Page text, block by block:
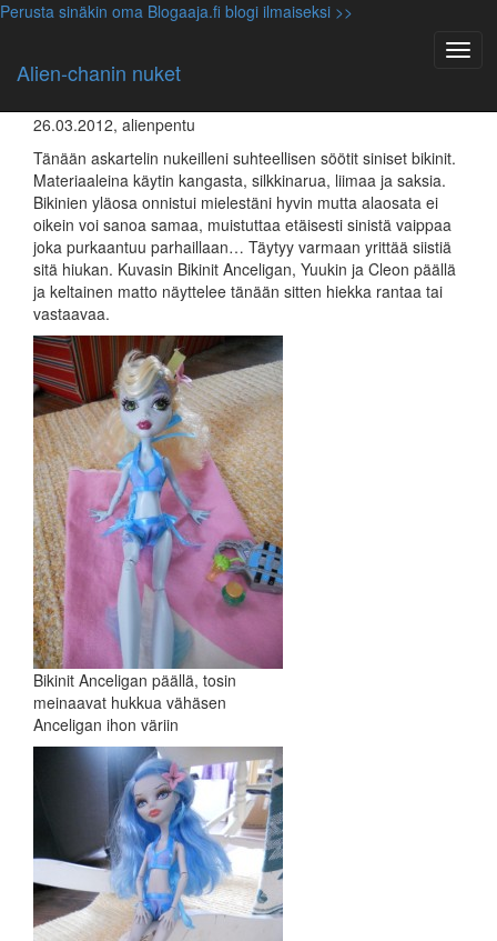
Perusta sinäkin oma Blogaaja.fi blogi ilmaiseksi >>
Alien-chanin nuket
Anceliga,Anna-Mari,Cleo,Miku,Monster High nuket
Iltapäivä askartelun tulos…nukke
bikinit
26.03.2012, alienpentu
Tänään askartelin nukeilleni suhteellisen söötit siniset bikinit.
Materiaaleina käytin kangasta, silkkinarua, liimaa ja saksia.
Bikinien yläosa onnistui mielestäni hyvin mutta alaosata ei
oikein voi sanoa samaa, muistuttaa etäisesti sinistä vaippaa
joka purkaantuu parhaillaan… Täytyy varmaan yrittää siistiä
sitä hiukan. Kuvasin Bikinit Anceligan, Yuukin ja Cleon päällä
ja keltainen matto näyttelee tänään sitten hiekka rantaa tai
vastaavaa.
Bikinit Anceligan päällä, tosin
meinaavat hukkua vähäsen
Anceligan ihon väriin